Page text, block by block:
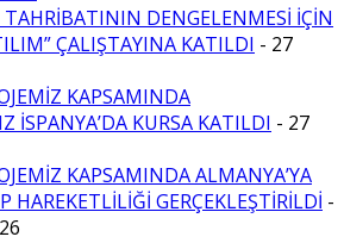
TAHRİBATININ DENGELENMESİ İÇİN
ÇALIŞTAYINA KATILDI - 27
KAPSAMINDA
İSPANYA’DA KURSA KATILDI - 27
KAPSAMINDA ALMANYA’YA
HAREKETLİLİĞİ GERÇEKLEŞTİRİLDİ -